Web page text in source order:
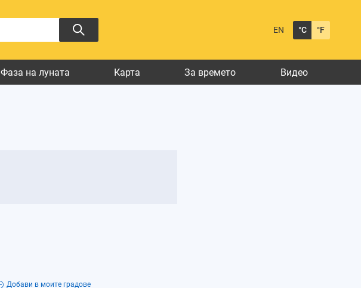
EN °C °F
Фаза на луната Карта За времето Видео
Добави в моите градове